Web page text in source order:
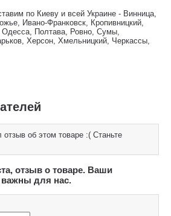
по Киеву и всей Украине - Винница,
Ивано-Франковск, Кропивницкий,
Полтава, Ровно, Сумы,
Херсон, Хмельницкий, Черкассы,
отзыв об этом товаре :( Станьте
отзыв о товаре. Ваши
важны для нас.